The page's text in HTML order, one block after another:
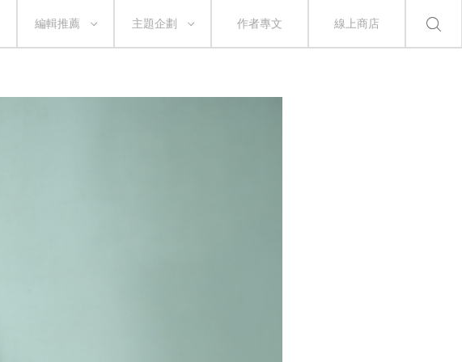
編輯推薦 主題企劃 作者專文 線上商店